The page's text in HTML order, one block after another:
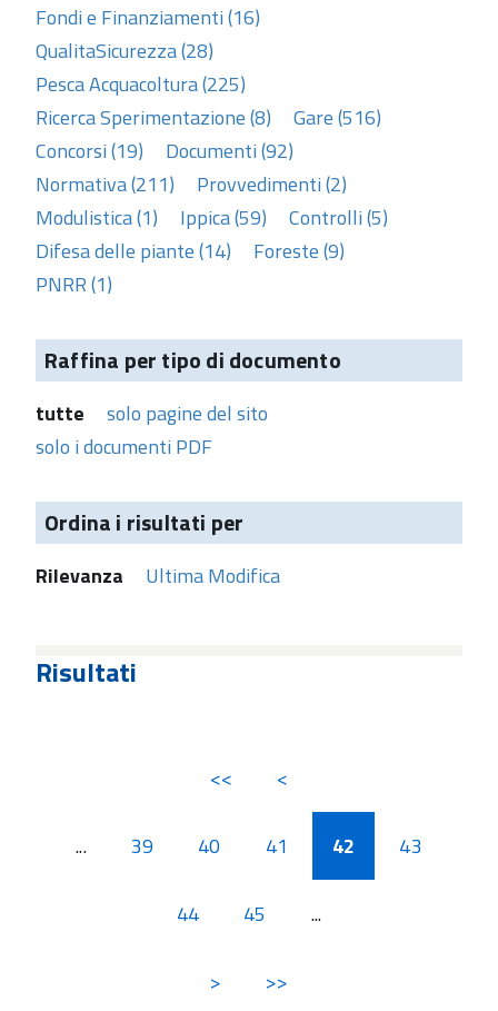
Fondi e Finanziamenti (16)
QualitaSicurezza (28)
Pesca Acquacoltura (225)
Ricerca Sperimentazione (8)
Gare (516)
Concorsi (19)
Documenti (92)
Normativa (211)
Provvedimenti (2)
Modulistica (1)
Ippica (59)
Controlli (5)
Difesa delle piante (14)
Foreste (9)
PNRR (1)
Raffina per tipo di documento
tutte
solo pagine del sito
solo i documenti PDF
Ordina i risultati per
Rilevanza Ultima Modifica
Risultati
<< <
... 39 40 41 42 43
44 45 ...
> >>